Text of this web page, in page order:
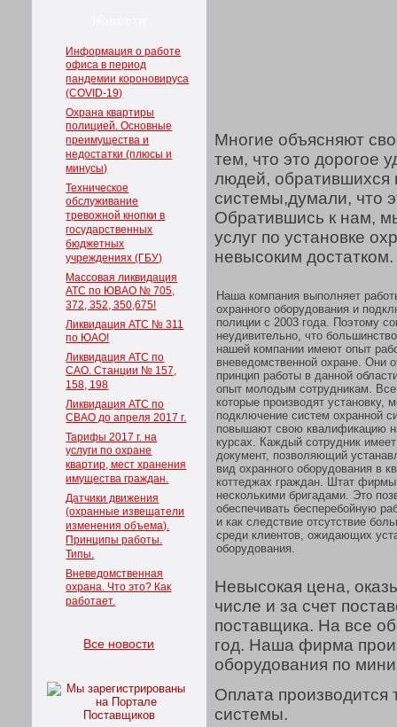
Информация о работе
офиса в период
пандемии короновируса
(COVID-19)
Охрана квартиры
полицией. Основные
преимущества и
недостатки (плюсы и
минусы)
Техническое
обслуживание
тревожной кнопки в
государственных
бюджетных
учреждениях (ГБУ)
Массовая ликвидация
АТС по ЮВАО № 705,
372, 352, 350,675!
Ликвидация АТС № 311
по ЮАО!
Ликвидация АТС по
САО. Станции № 157,
158, 198
Ликвидация АТС по
СВАО до апреля 2017 г.
Тарифы 2017 г. на
услуги по охране
квартир, мест хранения
имущества граждан.
Датчики движения
(охранные извещатели
изменения объема).
Принципы работы.
Типы.
Вневедомственная
охрана. Что это? Как
работает.
Все новости
Многие объясняют
тем, что это дорогое
людей, обратившихся
системы,думали, что
Обратившись к нам,
услуг по установке
невысоким достатком.
Наша компания выполняет
охранного оборудования и
полиции с 2003 года. Поэтому
неудивительно, что
нашей компании имеют опыт
вневедомственной охране. Они
принцип работы в данной
опыт молодым сотрудникам. Все
которые производят установку,
подключение систем охранной
повышают свою квалификацию
курсах. Каждый сотрудник
документ, позволяющий
вид охранного оборудования в
коттеджах граждан. Штат фирмы
несколькими бригадами. Это
обеспечивать бесперебойную
и как следствие отсутствие
среди клиентов, ожидающих
оборудования.
Невысокая цена,
числе и за счет
поставщика. На все
год. Наша фирма
оборудования по
Оплата производится
системы.